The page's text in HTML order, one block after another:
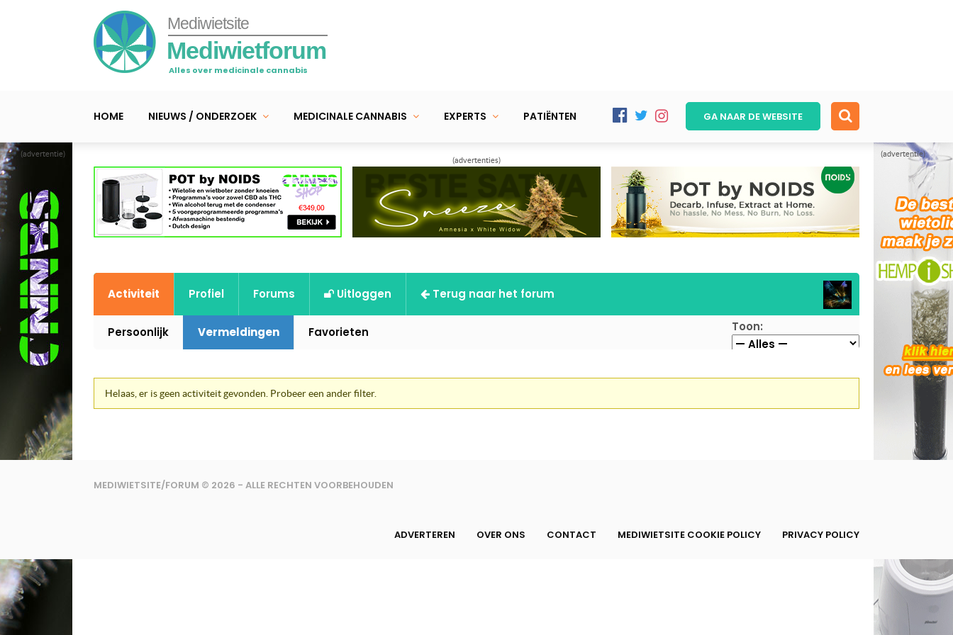
(advertentie) (advertentie)
Mediwietsite
Mediwietforum
Alles over medicinale cannabis
HOME NIEUWS / ONDERZOEK MEDICINALE CANNABIS EXPERTS PATIËNTEN GA NAAR DEWEBSITE
(advertenties)
Activiteit Profiel Forums Uitloggen Terug naar het forum
Persoonlijk Vermeldingen Favorieten Toon:
Helaas, er is geen activiteit gevonden. Probeer een ander filter.
MEDIWIETSITE/FORUM © 2026 - ALLE RECHTEN VOORBEHOUDEN
ADVERTEREN OVER ONS CONTACT MEDIWIETSITE COOKIE POLICY PRIVACY POLICY